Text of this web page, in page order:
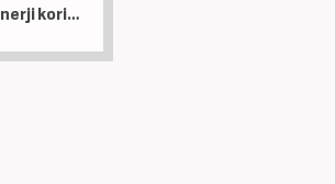
Hürmüz'e alternatif enerji koridoru: Türkiye ve Irak'tan stratejik hamle